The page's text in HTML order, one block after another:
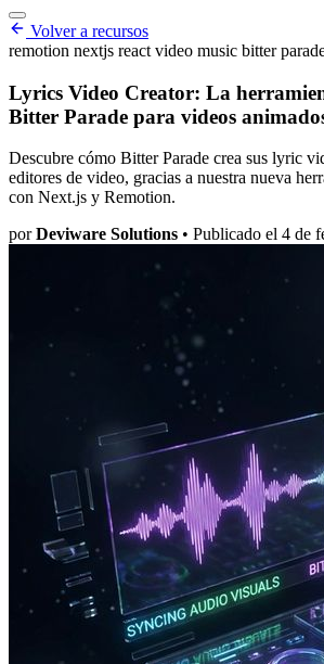
Abrir menú de navegación
Volver a recursos
remotion nextjs react video music bitter
Lyrics Video Creator: La
Bitter Parade para videos
Descubre cómo Bitter Parade crea sus lyric
editores de video, gracias a nuestra nueva
con Next.js y Remotion.
porDeviware Solutions • Publicado el 4 de